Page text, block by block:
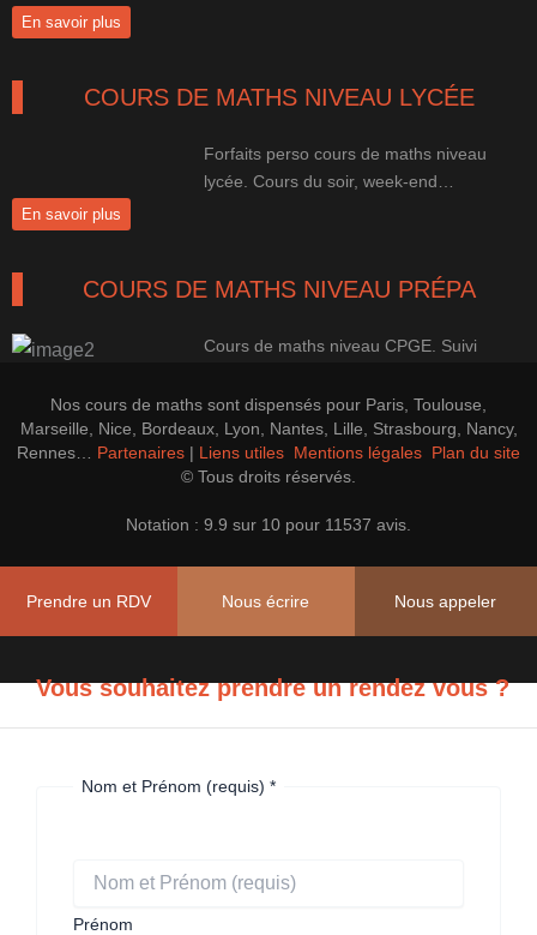
En savoir plus
COURS DE MATHS NIVEAU LYCÉE
En savoir plus
Forfaits perso cours de maths niveau
lycée. Cours du soir, week-end…
COURS DE MATHS NIVEAU PRÉPA
En savoir plus
Cours de maths niveau CPGE. Suivi
efficace.
En savoir plus
Nos cours de maths sont dispensés pour Paris, Toulouse,
Marseille, Nice, Bordeaux, Lyon, Nantes, Lille, Strasbourg, Nancy,
Rennes… Partenaires | Liens utiles Mentions légales Plan du site
© Tous droits réservés.
Notation : 9.9 sur 10 pour 11537 avis.
Prendre un RDV Nous écrire Nous appeler
Vous souhaitez prendre un rendez vous ?
Nom et Prénom (requis) *
Prénom